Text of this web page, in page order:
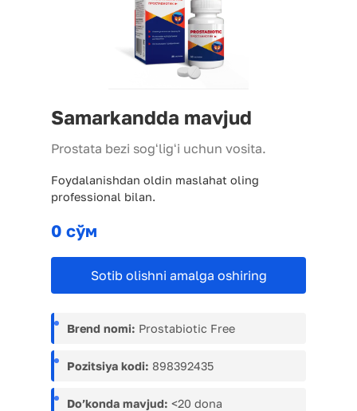
Samarkandda mavjud
Prostata bezi sogʻligʻi uchun vosita.
Foydalanishdan oldin maslahat oling
professional bilan.
0 сўм
Sotib olishni amalga oshiring
Brend nomi: Prostabiotic Free
Pozitsiya kodi: 898392435
Do’konda mavjud: <20 dona